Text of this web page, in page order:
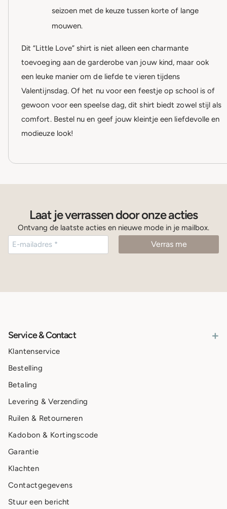
seizoen met de keuze tussen korte of lange
mouwen.
Dit “Little Love” shirt is niet alleen een charmante
toevoeging aan de garderobe van jouw kind, maar ook
een leuke manier om de liefde te vieren tijdens
Valentijnsdag. Of het nu voor een feestje op school is of
gewoon voor een speelse dag, dit shirt biedt zowel stijl als
comfort. Bestel nu en geef jouw kleintje een liefdevolle en
modieuze look!
Laat je verrassen door onze acties
Ontvang de laatste acties en nieuwe mode in je mailbox.
Service & Contact +
Klantenservice
Bestelling
Betaling
Levering & Verzending
Ruilen & Retourneren
Kadobon & Kortingscode
Garantie
Klachten
Contactgegevens
Stuur een bericht